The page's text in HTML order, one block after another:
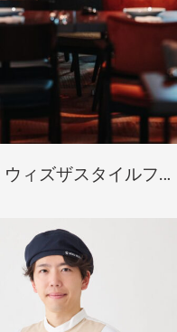
WITH THE STYLE FUKUOKA / ウィズザスタイルフクオカ